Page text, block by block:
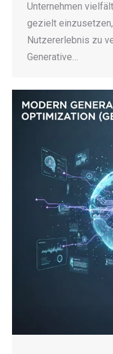
Unternehmen
gezielt
Nutzererlebnis zu
Generative…